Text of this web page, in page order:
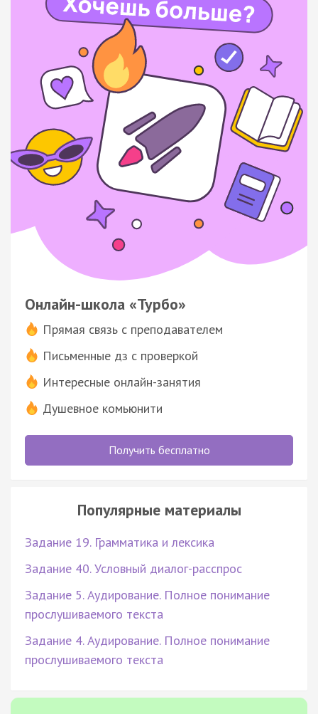
Онлайн-школа «Турбо»
Прямая связь с преподавателем
Письменные дз с проверкой
Интересные онлайн-занятия
Душевное комьюнити
Получить бесплатно
Популярные материалы
Задание 19. Грамматика и лексика
Задание 40. Условный диалог-расспрос
Задание 5. Аудирование. Полное понимание
прослушиваемого текста
Задание 4. Аудирование. Полное понимание
прослушиваемого текста